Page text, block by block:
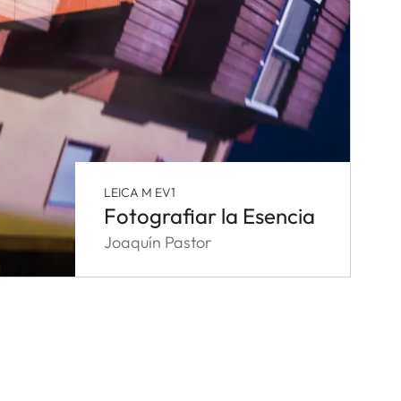
LEICA M EV1
Fotografiar la Esencia
Joaquín Pastor